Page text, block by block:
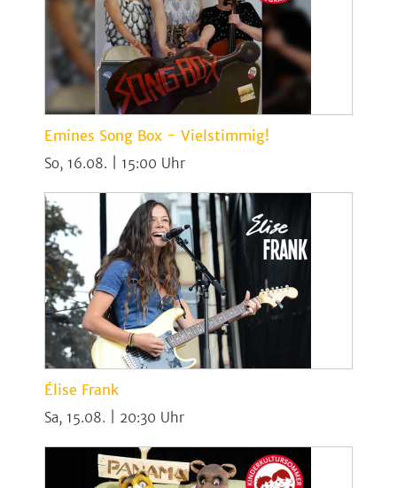
Emines Song Box - Vielstimmig!
So, 16.08. | 15:00
Élise Frank
Sa, 15.08. | 20:30